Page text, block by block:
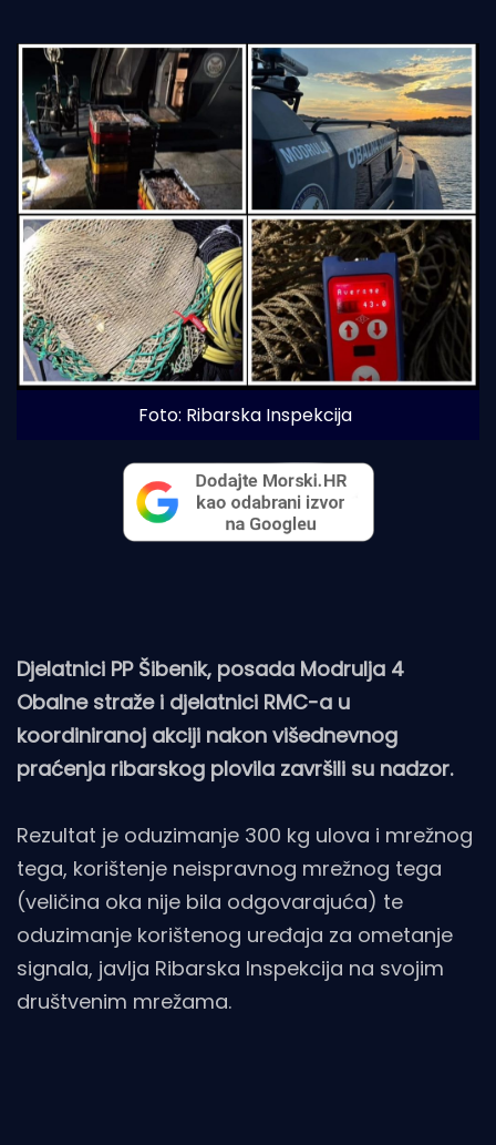
Foto: Ribarska Inspekcija
Djelatnici PP Šibenik, posada Modrulja 4
Obalne straže i djelatnici RMC-a u
koordiniranoj akciji nakon višednevnog
praćenja ribarskog plovila završili su nadzor.
Rezultat je oduzimanje 300 kg ulova i mrežnog
tega, korištenje neispravnog mrežnog tega
(veličina oka nije bila odgovarajuća) te
oduzimanje korištenog uređaja za ometanje
signala, javlja Ribarska Inspekcija na svojim
društvenim mrežama.